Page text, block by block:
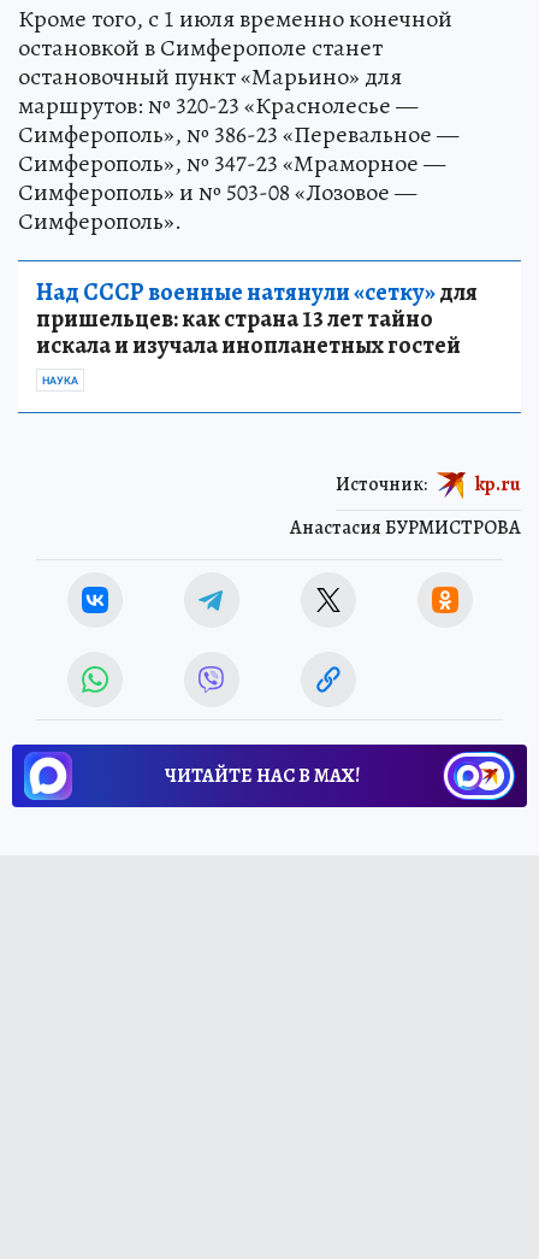
Кроме того, с 1 июля временно конечной
остановкой в Симферополе станет
остановочный пункт «Марьино» для
маршрутов: № 320-23 «Краснолесье —
Симферополь», № 386-23 «Перевальное —
Симферополь», № 347-23 «Мраморное —
Симферополь» и № 503-08 «Лозовое —
Симферополь».
Над СССР военные натянули «сетку»для
пришельцев: как страна 13 лет тайно
искала и изучала инопланетных гостей
НАУКА
Анастасия БУРМИСТРОВА
Источник: kp.ru
ЧИТАЙТЕ НАС В МАХ!